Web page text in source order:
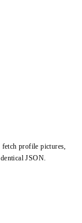
profile pictures,
JSON.